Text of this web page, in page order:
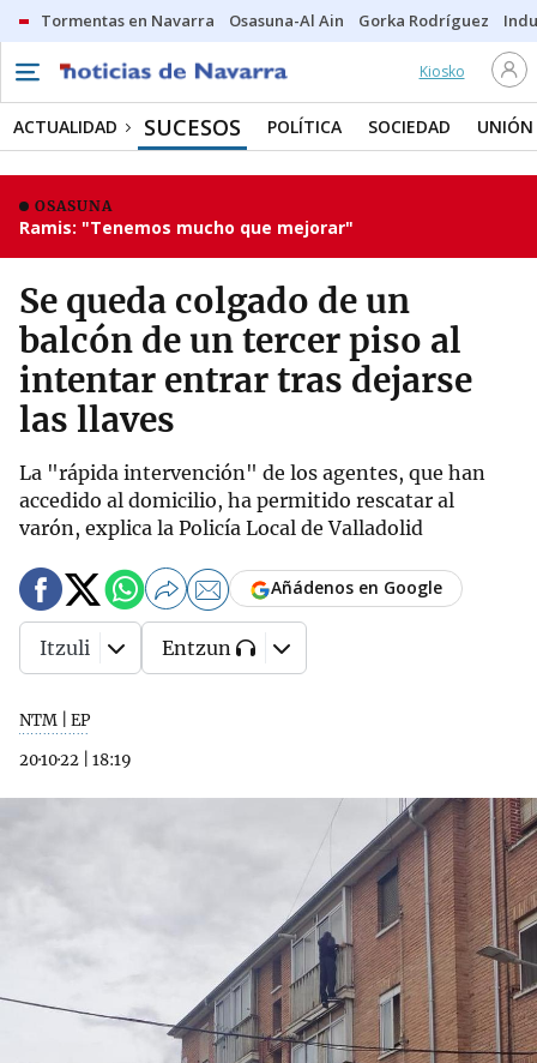
Tormentas en Navarra Osasuna-Al Ain Gorka Rodríguez
Kiosko
ACTUALIDAD SUCESOS POLÍTICA SOCIEDAD UNIÓN
OSASUNA
Ramis: "Tenemos mucho que mejorar"
Se queda colgado de un
balcón de un tercer piso al
intentar entrar tras dejarse
las llaves
La "rápida intervención" de los agentes, que han
accedido al domicilio, ha permitido rescatar al
varón, explica la Policía Local de Valladolid
NTM | EP
20·10·22
18:19
Añádenos en Google
Itzuli Entzun